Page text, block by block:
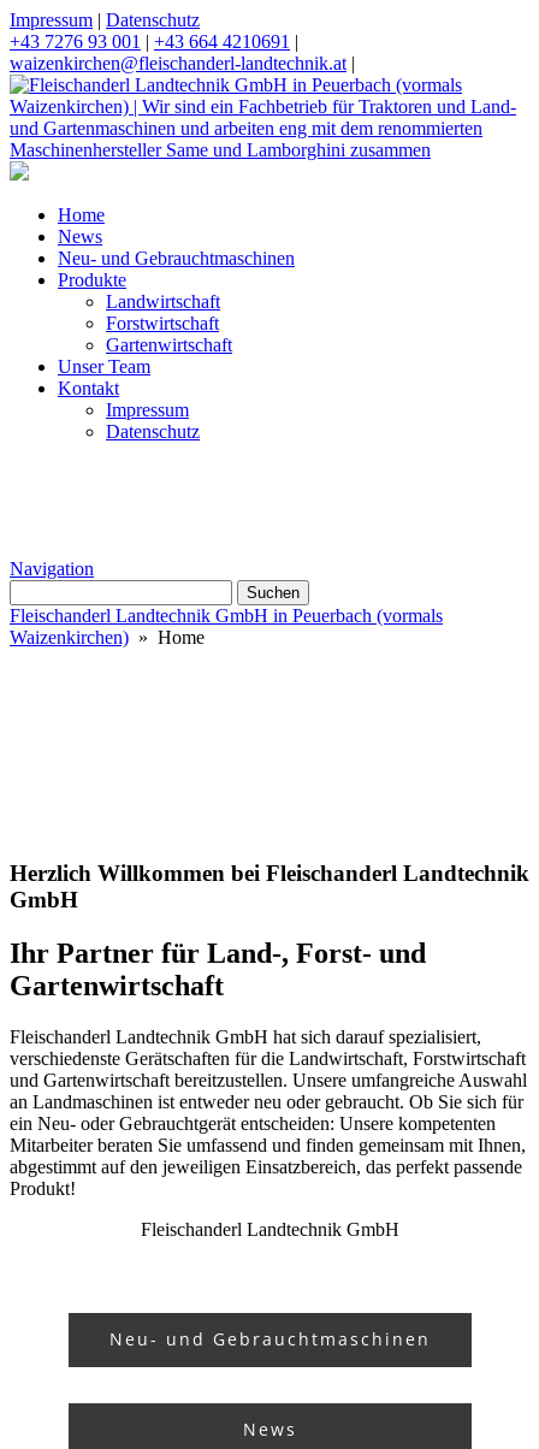
Impressum | Datenschutz
+43 7276 93 001 | +43 664 4210691 |
waizenkirchen@fleischanderl-landtechnik.at |
Home
News
Neu- und Gebrauchtmaschinen
Produkte
Landwirtschaft
Forstwirtschaft
Gartenwirtschaft
Unser Team
Kontakt
Impressum
Datenschutz
Navigation
nach:
Fleischanderl Landtechnik GmbH in Peuerbach (vormals
Waizenkirchen) » Home
Herzlich Willkommen bei Fleischanderl Landtechnik
GmbH
Ihr Partner für Land-, Forst- und
Gartenwirtschaft
Fleischanderl Landtechnik GmbH hat sich darauf spezialisiert,
verschiedenste Gerätschaften für die Landwirtschaft, Forstwirtschaft
und Gartenwirtschaft bereitzustellen. Unsere umfangreiche Auswahl
an Landmaschinen ist entweder neu oder gebraucht. Ob Sie sich für
ein Neu- oder Gebrauchtgerät entscheiden: Unsere kompetenten
Mitarbeiter beraten Sie umfassend und finden gemeinsam mit Ihnen,
abgestimmt auf den jeweiligen Einsatzbereich, das perfekt passende
Produkt!
Fleischanderl Landtechnik GmbH
Neu- und Gebrauchtmaschinen
News